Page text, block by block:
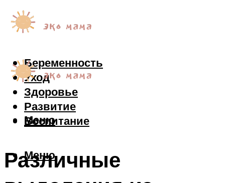
Беременность
Уход
Здоровье
Развитие
Воспитание
Меню
Меню
Различные